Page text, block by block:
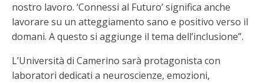
nostro lavoro. ‘Connessi al Futuro’ significa anche
lavorare su un atteggiamento sano e positivo verso il
domani. A questo si aggiunge il tema dell’inclusione”.
L’Università di Camerino sarà protagonista con
laboratori dedicati a neuroscienze, emozioni,